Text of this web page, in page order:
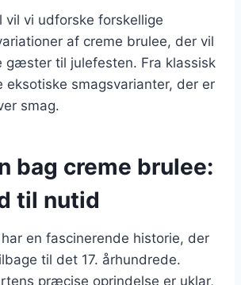
vil vi udforske forskellige
af creme brulee, der vil
gæster til julefesten. Fra klassisk
eksotiske smagsvarianter, der er
smag.
bag creme brulee:
til nutid
en fascinerende historie, der
til det 17. århundrede.
præcise oprindelse er uklar,